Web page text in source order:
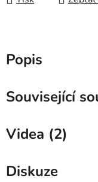
Popis
Související
Videa (2)
Diskuze